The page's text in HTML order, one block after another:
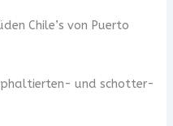
Chile’s von Puerto
und schotter-